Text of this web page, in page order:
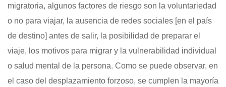
migratoria, algunos factores de riesgo son la voluntariedad
o no para viajar, la ausencia de redes sociales [en el país
de destino] antes de salir, la posibilidad de preparar el
viaje, los motivos para migrar y la vulnerabilidad individual
o salud mental de la persona. Como se puede observar, en
el caso del desplazamiento forzoso, se cumplen la mayoría